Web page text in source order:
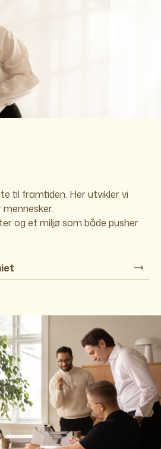
til framtiden. Her utvikler vi
og et miljø som både pusher